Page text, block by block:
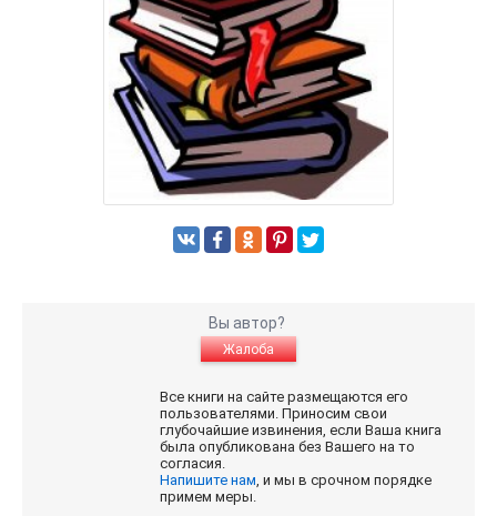
Вы автор?
Жалоба
Все книги на сайте размещаются его
пользователями. Приносим свои
глубочайшие извинения, если Ваша книга
была опубликована без Вашего на то
согласия.
Напишите нам, и мы в срочном порядке
примем меры.